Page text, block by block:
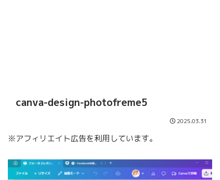
canva-design-photofreme5
2025.03.31
※アフィリエイト広告を利用しています。